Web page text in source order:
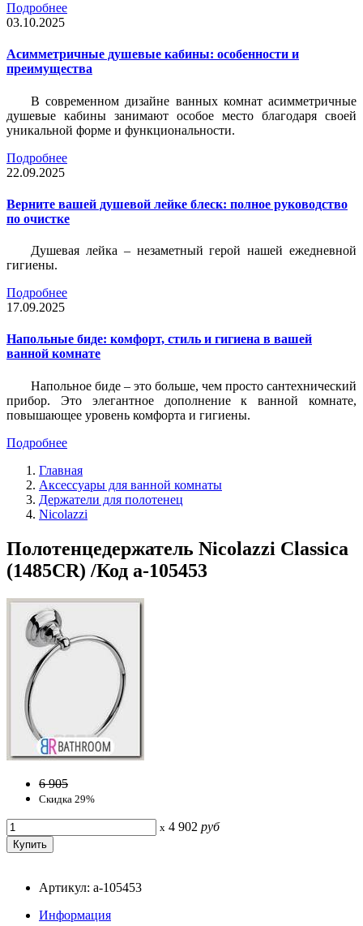
Подробнее
03.10.2025
Асимметричные душевые кабины: особенности и
преимущества
В современном дизайне ванных комнат асимметричные
душевые кабины занимают особое место благодаря своей
уникальной форме и функциональности.
Подробнее
22.09.2025
Верните вашей душевой лейке блеск: полное руководство
по очистке
Душевая лейка – незаметный герой нашей ежедневной
гигиены.
Подробнее
17.09.2025
Напольные биде: комфорт, стиль и гигиена в вашей
ванной комнате
Напольное биде – это больше, чем просто сантехнический
прибор. Это элегантное дополнение к ванной комнате,
повышающее уровень комфорта и гигиены.
Подробнее
Главная
Аксессуары для ванной комнаты
Держатели для полотенец
Nicolazzi
Полотенцедержатель Nicolazzi Classica
(1485CR) /Код a-105453
6 905
Скидка 29%
x 4 902 руб
Артикул: a-105453
Информация